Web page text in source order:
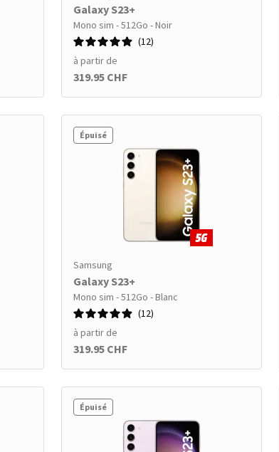
Galaxy S23+
Mono sim - 512Go - Noir
12
à partir de
319.95 CHF
Épuisé
Samsung
Galaxy S23+
Mono sim - 512Go - Blanc
12
à partir de
319.95 CHF
Épuisé